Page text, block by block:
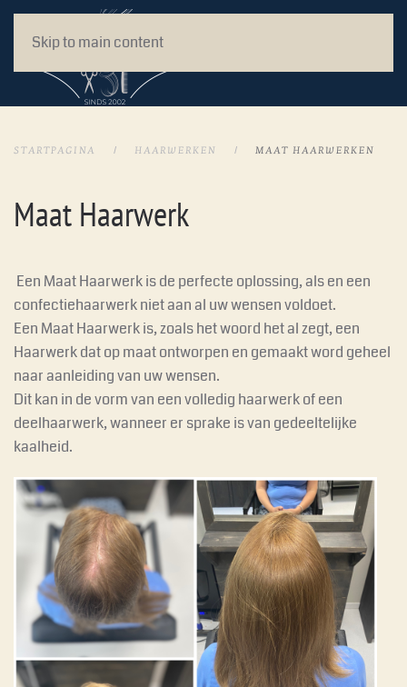
Skip to main content
STARTPAGINA HAARWERKEN MAAT HAARWERKEN
Maat Haarwerk
Een Maat Haarwerk is de perfecte oplossing, als en een
confectiehaarwerk niet aan al uw wensen voldoet.
Een Maat Haarwerk is, zoals het woord het al zegt, een
Haarwerk dat op maat ontworpen en gemaakt word geheel
naar aanleiding van uw wensen.
Dit kan in de vorm van een volledig haarwerk of een
deelhaarwerk, wanneer er sprake is van gedeeltelijke
kaalheid.